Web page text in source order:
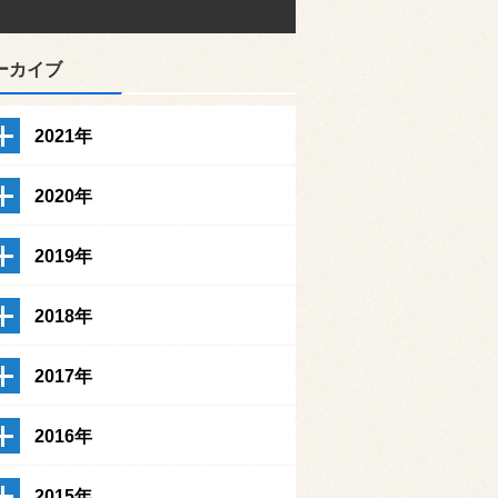
カイブ
2021年
2020年
2019年
2018年
2017年
2016年